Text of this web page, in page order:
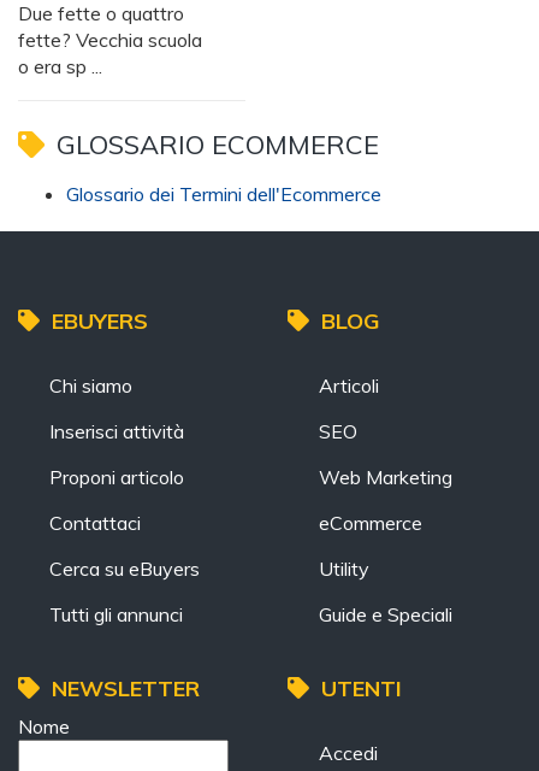
Due fette o quattro
fette? Vecchia scuola
o era sp ...
GLOSSARIO ECOMMERCE
Glossario dei Termini dell'Ecommerce
EBUYERS
Chi siamo
Inserisci attività
Proponi articolo
Contattaci
Cerca su eBuyers
Tutti gli annunci
BLOG
Articoli
SEO
Web Marketing
eCommerce
Utility
Guide e Speciali
NEWSLETTER
Nome
UTENTI
Accedi